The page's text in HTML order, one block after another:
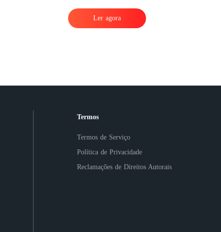
Ler agora
Termos
Termos de Serviço
Política de Privacidade
Reclamações de Direitos Autorais